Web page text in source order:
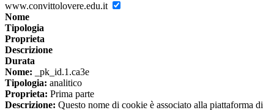
www.convittolovere.edu.it
Nome
Tipologia
Proprieta
Descrizione
Durata
Nome: _pk_id.1.ca3e
Tipologia: analitico
Proprieta: Prima parte
Descrizione: Questo nome di cookie è associato alla piattaforma di